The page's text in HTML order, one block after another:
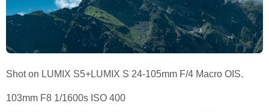
Shot on LUMIX S5+LUMIX S 24-105mm F/4 Macro OIS.
103mm F8 1/1600s ISO 400